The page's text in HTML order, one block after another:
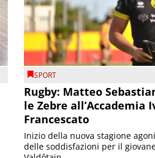
SPORT
Rugby: Matteo
le Zebre all’Accademia
Francescato
Inizio della nuova stagione
delle soddisfazioni per il